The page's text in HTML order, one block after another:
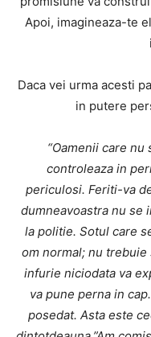
Apoi, imagineaza-te
Daca vei urma acesti
in putere
“Oamenii care
controleaza in
periculosi. Feriti-va
dumneavoastra nu se
la politie. Sotul care
om normal; nu trebuie
infurie niciodata va
va pune perna in
posedat. Asta este